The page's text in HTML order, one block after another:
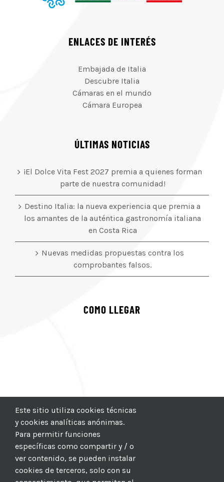
ENLACES DE INTERÉS
Embajada de Italia
Descubre Italia
Cámaras en el mundo
Cámara Europea
ÚLTIMAS NOTICIAS
¡El Dolce Vita Fest 2027 premia a quienes forman
parte de nuestra comunidad!
Destino Italia: la nueva experiencia que premia a
los amantes de la auténtica gastronomía italiana
en Costa Rica
Nuevas medidas propuestas contra los
comprobantes falsos.
COMO LLEGAR
Este sitio utiliza cookies técnicas
y cookies analíticas anónimas.
Para permitir funciones
específicas como compartir y / o
ver contenido, se pueden instalar
cookies de terceros, solo con su